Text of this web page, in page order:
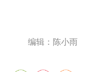
编辑：陈小雨